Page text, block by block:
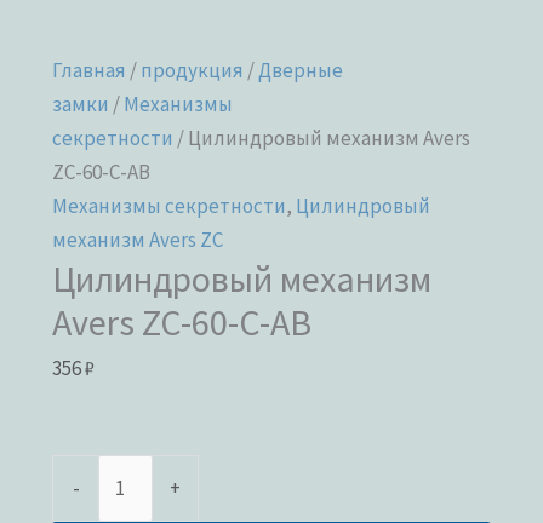
Главная /продукция /Дверные
замки /Механизмы
секретности / Цилиндровый механизм Avers
ZC-60-C-AB
Механизмы секретности, Цилиндровый
механизм Avers ZC
Цилиндровый механизм
Avers ZC-60-C-AB
356₽
- +